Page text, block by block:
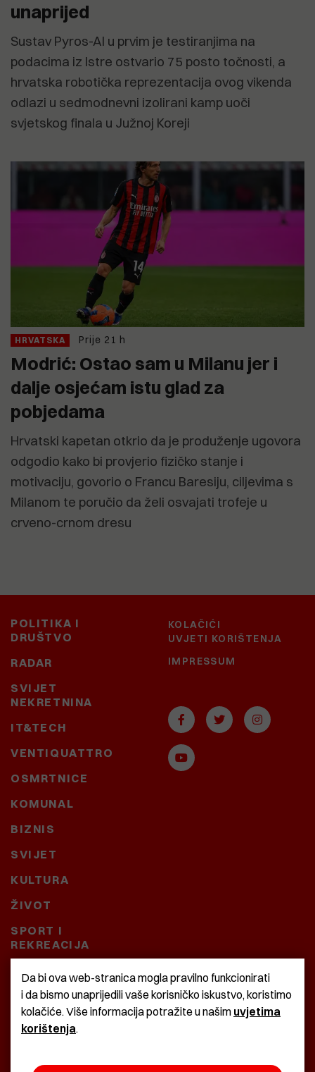
unaprijed
Sustav Pyros-AI u prvim je testiranjima na
podacima iz Istre ostvario 75 posto točnosti, a
hrvatska robotička reprezentacija ovog vikenda
odlazi u sedmodnevni izolirani kamp uoči
svjetskog finala u Južnoj Koreji
HRVATSKA Prije 21 h
Modrić: Ostao sam u Milanu jer i
dalje osjećam istu glad za
pobjedama
Hrvatski kapetan otkrio da je produženje ugovora
odgodio kako bi provjerio fizičko stanje i
motivaciju, govorio o Francu Baresiju, ciljevima s
Milanom te poručio da želi osvajati trofeje u
crveno-crnom dresu
POLITIKA I
DRUŠTVO
RADAR
SVIJET
NEKRETNINA
IT&TECH
VENTIQUATTRO
OSMRTNICE
KOMUNAL
BIZNIS
SVIJET
KULTURA
ŽIVOT
SPORT I
REKREACIJA
CRNA KRONIKA
BAŠTARDINI I PRAVI
KRASNA ZEMLJA
KOLAČIĆI
UVJETI KORIŠTENJA
IMPRESSUM
Da bi ova web-stranica mogla pravilno funkcionirati
i da bismo unaprijedili vaše korisničko iskustvo, koristimo
kolačiće. Više informacija potražite u našim uvjetima
korištenja.